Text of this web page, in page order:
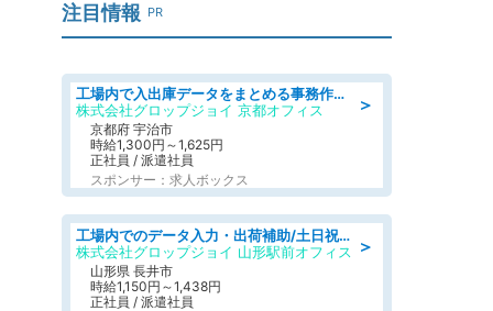
注目情報 PR
＞
工場内で入出庫データをまとめる事務作業/車通勤OK/交通費支給/食堂あり
株式会社グロップジョイ 京都オフィス
京都府 宇治市
時給1,300円～1,625円
正社員 / 派遣社員
スポンサー：求人ボックス
＞
工場内でのデータ入力・出荷補助/土日祝休/未経験歓迎/交通費支給
株式会社グロップジョイ 山形駅前オフィス
山形県 長井市
時給1,150円～1,438円
正社員 / 派遣社員